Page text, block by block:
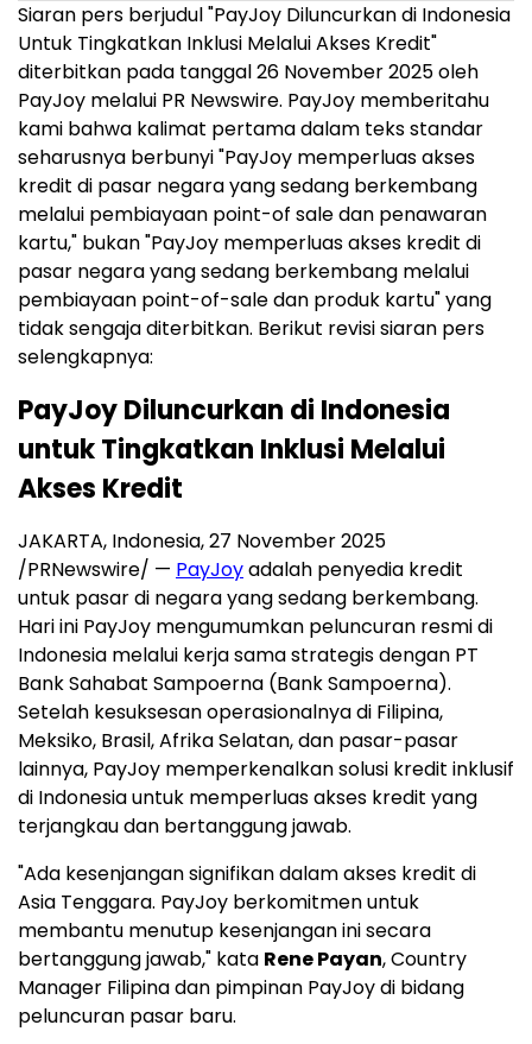
Siaran pers berjudul "PayJoy Diluncurkan di Indonesia
Untuk Tingkatkan Inklusi Melalui Akses Kredit"
diterbitkan pada tanggal 26 November 2025 oleh
PayJoy melalui PR Newswire. PayJoy memberitahu
kami bahwa kalimat pertama dalam teks standar
seharusnya berbunyi "PayJoy memperluas akses
kredit di pasar negara yang sedang berkembang
melalui pembiayaan point-of sale dan penawaran
kartu," bukan "PayJoy memperluas akses kredit di
pasar negara yang sedang berkembang melalui
pembiayaan point-of-sale dan produk kartu" yang
tidak sengaja diterbitkan. Berikut revisi siaran pers
selengkapnya:
PayJoy Diluncurkan di Indonesia
untuk Tingkatkan Inklusi Melalui
Akses Kredit
JAKARTA, Indonesia,27 November 2025
/PRNewswire/ — PayJoyadalah penyedia kredit
untuk pasar di negara yang sedang berkembang.
Hari ini PayJoy mengumumkan peluncuran resmi di
Indonesia melalui kerja sama strategis dengan PT
Bank Sahabat Sampoerna (Bank Sampoerna).
Setelah kesuksesan operasionalnya di Filipina,
Meksiko, Brasil, Afrika Selatan, dan pasar-pasar
lainnya, PayJoy memperkenalkan solusi kredit inklusif
di Indonesia untuk memperluas akses kredit yang
terjangkau dan bertanggung jawab.
"Ada kesenjangan signifikan dalam akses kredit di
Asia Tenggara. PayJoy berkomitmen untuk
membantu menutup kesenjangan ini secara
bertanggung jawab," kata Rene Payan, Country
Manager Filipina dan pimpinan PayJoy di bidang
peluncuran pasar baru.